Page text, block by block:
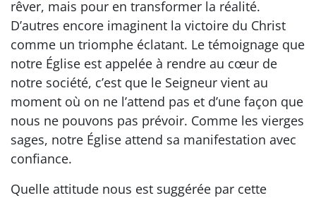
rêver, mais pour en transformer la réalité.
D’autres encore imaginent la victoire du Christ
comme un triomphe éclatant. Le témoignage que
notre Église est appelée à rendre au cœur de
notre société, c’est que le Seigneur vient au
moment où on ne l’attend pas et d’une façon que
nous ne pouvons pas prévoir. Comme les vierges
sages, notre Église attend sa manifestation avec
confiance.
Quelle attitude nous est suggérée par cette